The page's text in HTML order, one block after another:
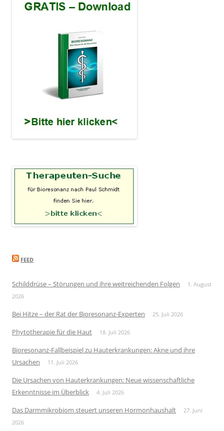
FEED
Schilddrüse – Störungen und ihre weitreichenden Folgen
1. August
2026
Bei Hitze – der Rat der Bioresonanz-Experten 25. Juli 2026
Phytotherapie für die Haut 18. Juli 2026
Bioresonanz-Fallbeispiel zu Hauterkrankungen: Akne und ihre
Ursachen
11. Juli 2026
Die Ursachen von Hauterkrankungen: Neue wissenschaftliche
Erkenntnisse im Überblick
4. Juli 2026
Das Darmmikrobiom steuert unseren Hormonhaushalt
27. Juni
2026